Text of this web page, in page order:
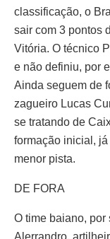
classificação, o
sair com 3 pontos
Vitória. O técnico
e não definiu, por
Ainda seguem de
zagueiro Lucas
se tratando de
formação inicial,
menor pista.
DE FORA
O time baiano, por
Alerrandro,